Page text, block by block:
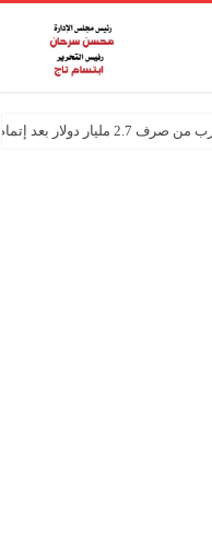
إتمام المراجعتين
مع أمطار خفيفة